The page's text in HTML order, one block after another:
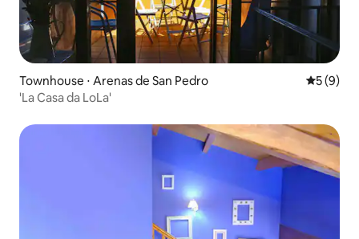
Townhouse ⋅ Arenas de San Pedro 5 de
5 (9)
'La Casa da LoLa'